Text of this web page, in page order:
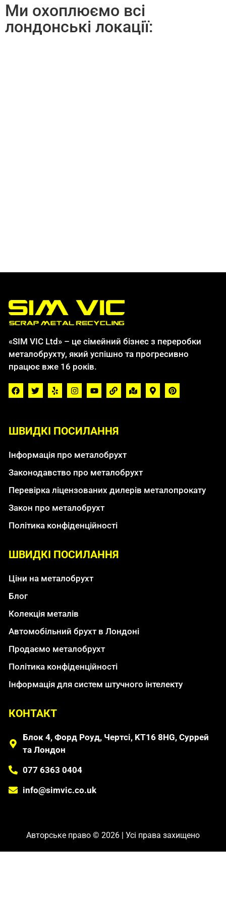
Ми охоплюємо всі
лондонські локації:
«SIM VIC Ltd» – це сімейний бізнес з переробки
металобрухту, який успішно та прогресивно
працює вже 16 років.
ШВИДКІ ПОСИЛАННЯ
Інформація про металобрухт
Законодавство про металобрухт
Перевірка ліцензованих дилерів металопрокату
Закон про металобрухт
Політика конфіденційності
ШВИДКІ ПОСИЛАННЯ
Ціни на металобрухт
Блог
Колекція металів
Автомобільний брухт в Лондоні
Продаємо металобрухт
Політика конфіденційності
Інформація для систем штучного інтелекту
КОНТАКТ
Блок 4, Форд Роуд, Чертсі, KT16 8HG, Суррей
та Лондон
077 6363 0404
info@simvic.co.uk
Авторське право © 2026 | Усі права захищено